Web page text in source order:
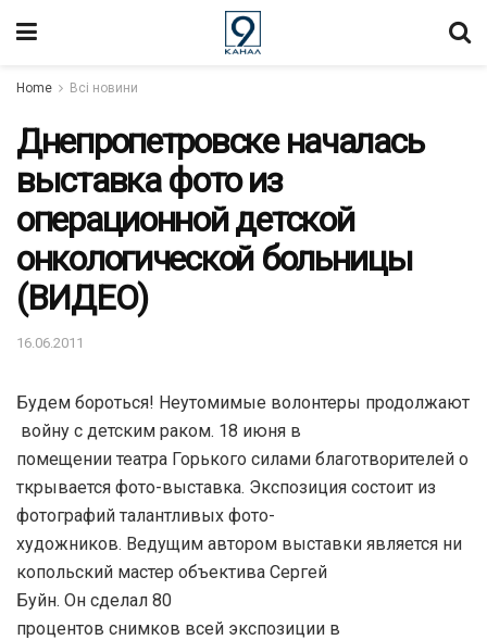
Home Всі новини
Днепропетровске началась
выставка фото из
операционной детской
онкологической больницы
(ВИДЕО)
16.06.2011
Будем бороться! Неутомимые волонтеры продолжают
войну с детским раком. 18 июня в
помещении театра Горького силами благотворителей о
ткрывается фото-выставка. Экспозиция состоит из
фотографий талантливых фото-
художников. Ведущим автором выставки является ни
копольский мастер объектива Сергей
Буйн. Он сделал 80
процентов снимков всей экспозиции в